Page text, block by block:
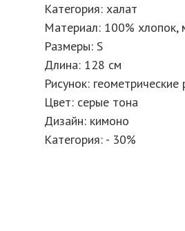
Категория: халат
Материал: 100% хлопок,
Размеры: S
Длина: 128 см
Рисунок: геометрические
Цвет: серые тона
Дизайн: кимоно
Категория: - 30%